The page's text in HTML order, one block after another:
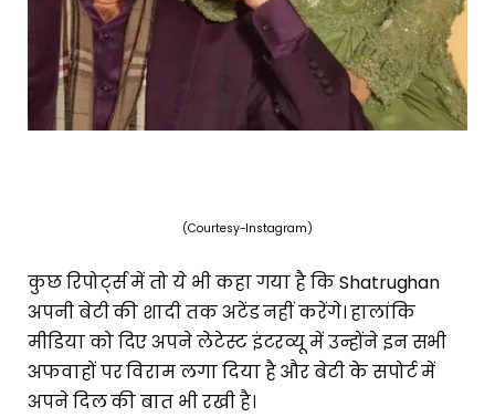
(Courtesy-Instagram)
कुछ रिपोर्ट्स में तो ये भी कहा गया है कि Shatrughan
अपनी बेटी की शादी तक अटेंड नहीं करेंगे। हालांकि
मीडिया को दिए अपने लेटेस्ट इंटरव्यू में उन्होंने इन सभी
अफवाहों पर विराम लगा दिया है और बेटी के सपोर्ट में
अपने दिल की बात भी रखी है।